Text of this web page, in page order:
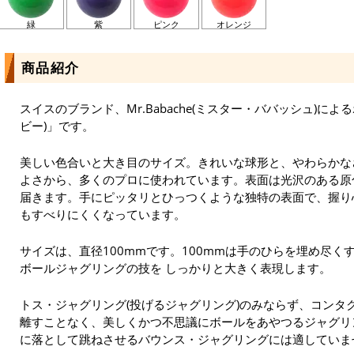
緑 紫 ピンク オレンジ
商品紹介
スイスのブランド、Mr.Babache(ミスター・ババッシュ)によ
ビー)」です。
美しい色合いと大き目のサイズ。きれいな球形と、やわらか
よさから、多くのプロに使われています。表面は光沢のある
届きます。手にピッタリとひっつくような独特の表面で、握
もすべりにくくなっています。
サイズは、直径100mmです。100mmは手のひらを埋め尽く
ボールジャグリングの技を しっかりと大きく表現します。
トス・ジャグリング(投げるジャグリング)のみならず、コン
離すことなく、美しくかつ不思議にボールをあやつるジャグ
に落として跳ねさせるバウンス・ジャグリングには適してい